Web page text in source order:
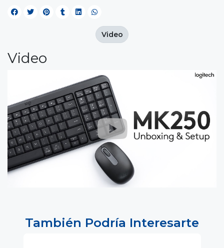
Video
Video
También Podría Interesarte